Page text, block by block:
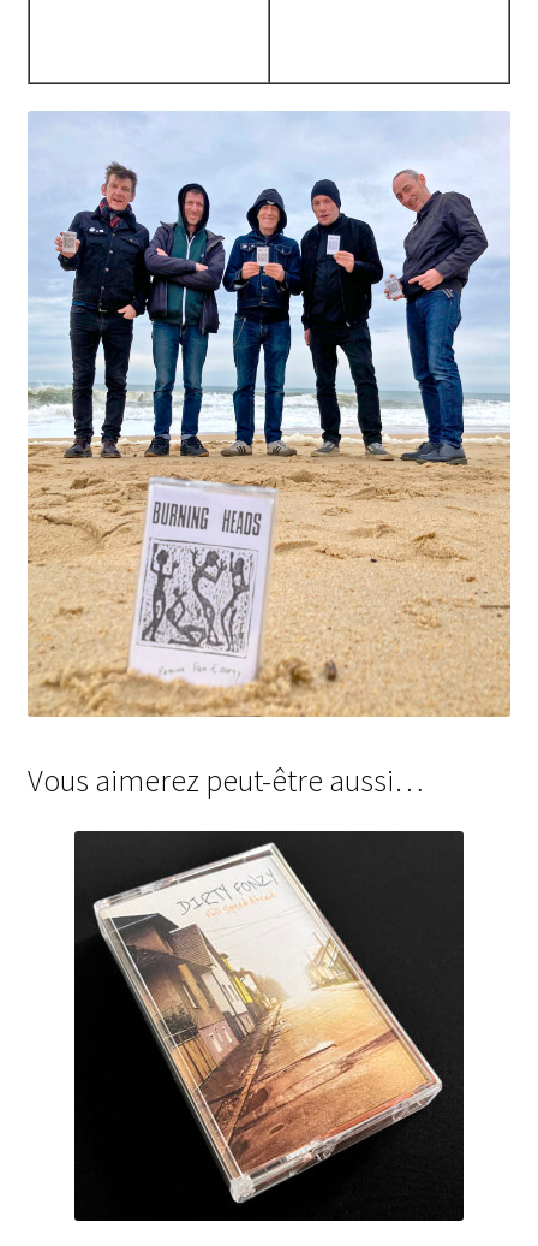
Vous aimerez peut-être aussi…